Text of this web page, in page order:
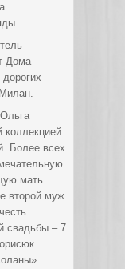
Дома
коллекцией
Более всех
мать
второй муж
свадьбы – 7